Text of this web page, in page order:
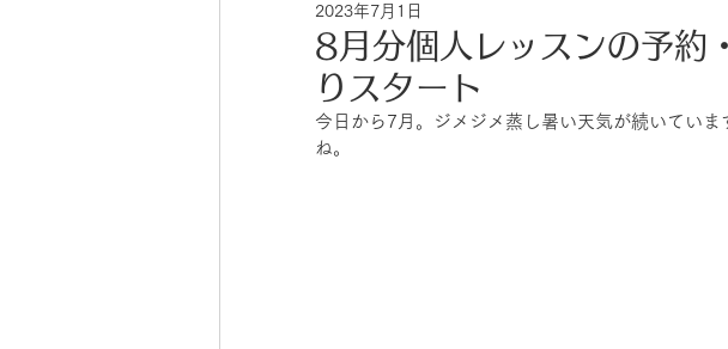
発表会 コンサート
8月分個人レッスンの予約
りスタート
2023年7月1日
今日から7月。ジメジメ蒸し暑い天気が続いてい
ね。